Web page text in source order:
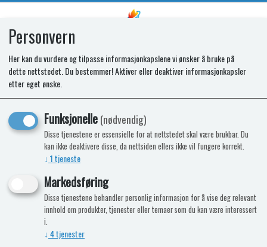
Frostcontrol 2,8 bar John Guest
Frostkontroll 12mm JG
Personvern
Her kan du vurdere og tilpasse informasjonkapslene vi ønsker å bruke på
dette nettstedet. Du bestemmer! Aktiver eller deaktiver informasjonkapsler
etter eget ønske.
Funksjonelle(nødvendig)
Disse tjenestene er essensielle for at nettstedet skal være brukbar. Du
kan ikke deaktivere disse, da nettsiden ellers ikke vil fungere korrekt.
↓ 1tjeneste
Markedsføring
Disse tjenestene behandler personlig informasjon for å vise deg relevant
innhold om produkter, tjenester eller temaer som du kan være interessert
i.
↓ 4tjenester